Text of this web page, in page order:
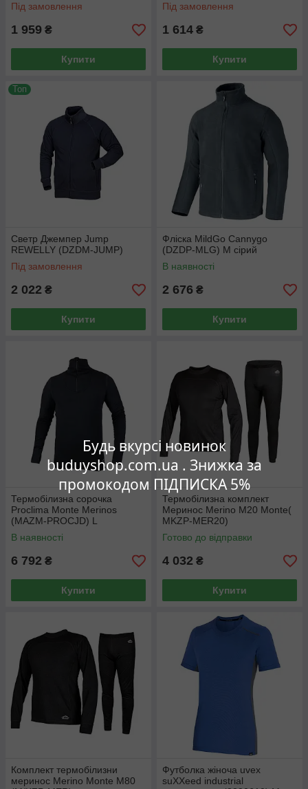
Будь вкурсі новинок
buduyshop.com.ua . Знижка за
промокодом ПІДПИСКА 5%
Під замовлення
1 959 ₴
Купити
Під замовлення
1 614 ₴
Купити
Топ
Светр Джемпер Jump
REWELLY (DZDM-JUMP)
Під замовлення
2 022 ₴
Купити
Фліска MildGo Cannygo
(DZDP-MLG) M сірий
В наявності
2 676 ₴
Купити
Термобілизна сорочка
Proclima Monte Merinos
(MAZM-PROCJD) L
В наявності
6 792 ₴
Купити
Термобілизна комплект
Меринос Merino M20 Monte(
MKZP-MER20)
Готово до відправки
4 032 ₴
Купити
Комплект термобілизни
меринос Merino Monte M80
Футболка жіноча uvex
suXXeed industrial